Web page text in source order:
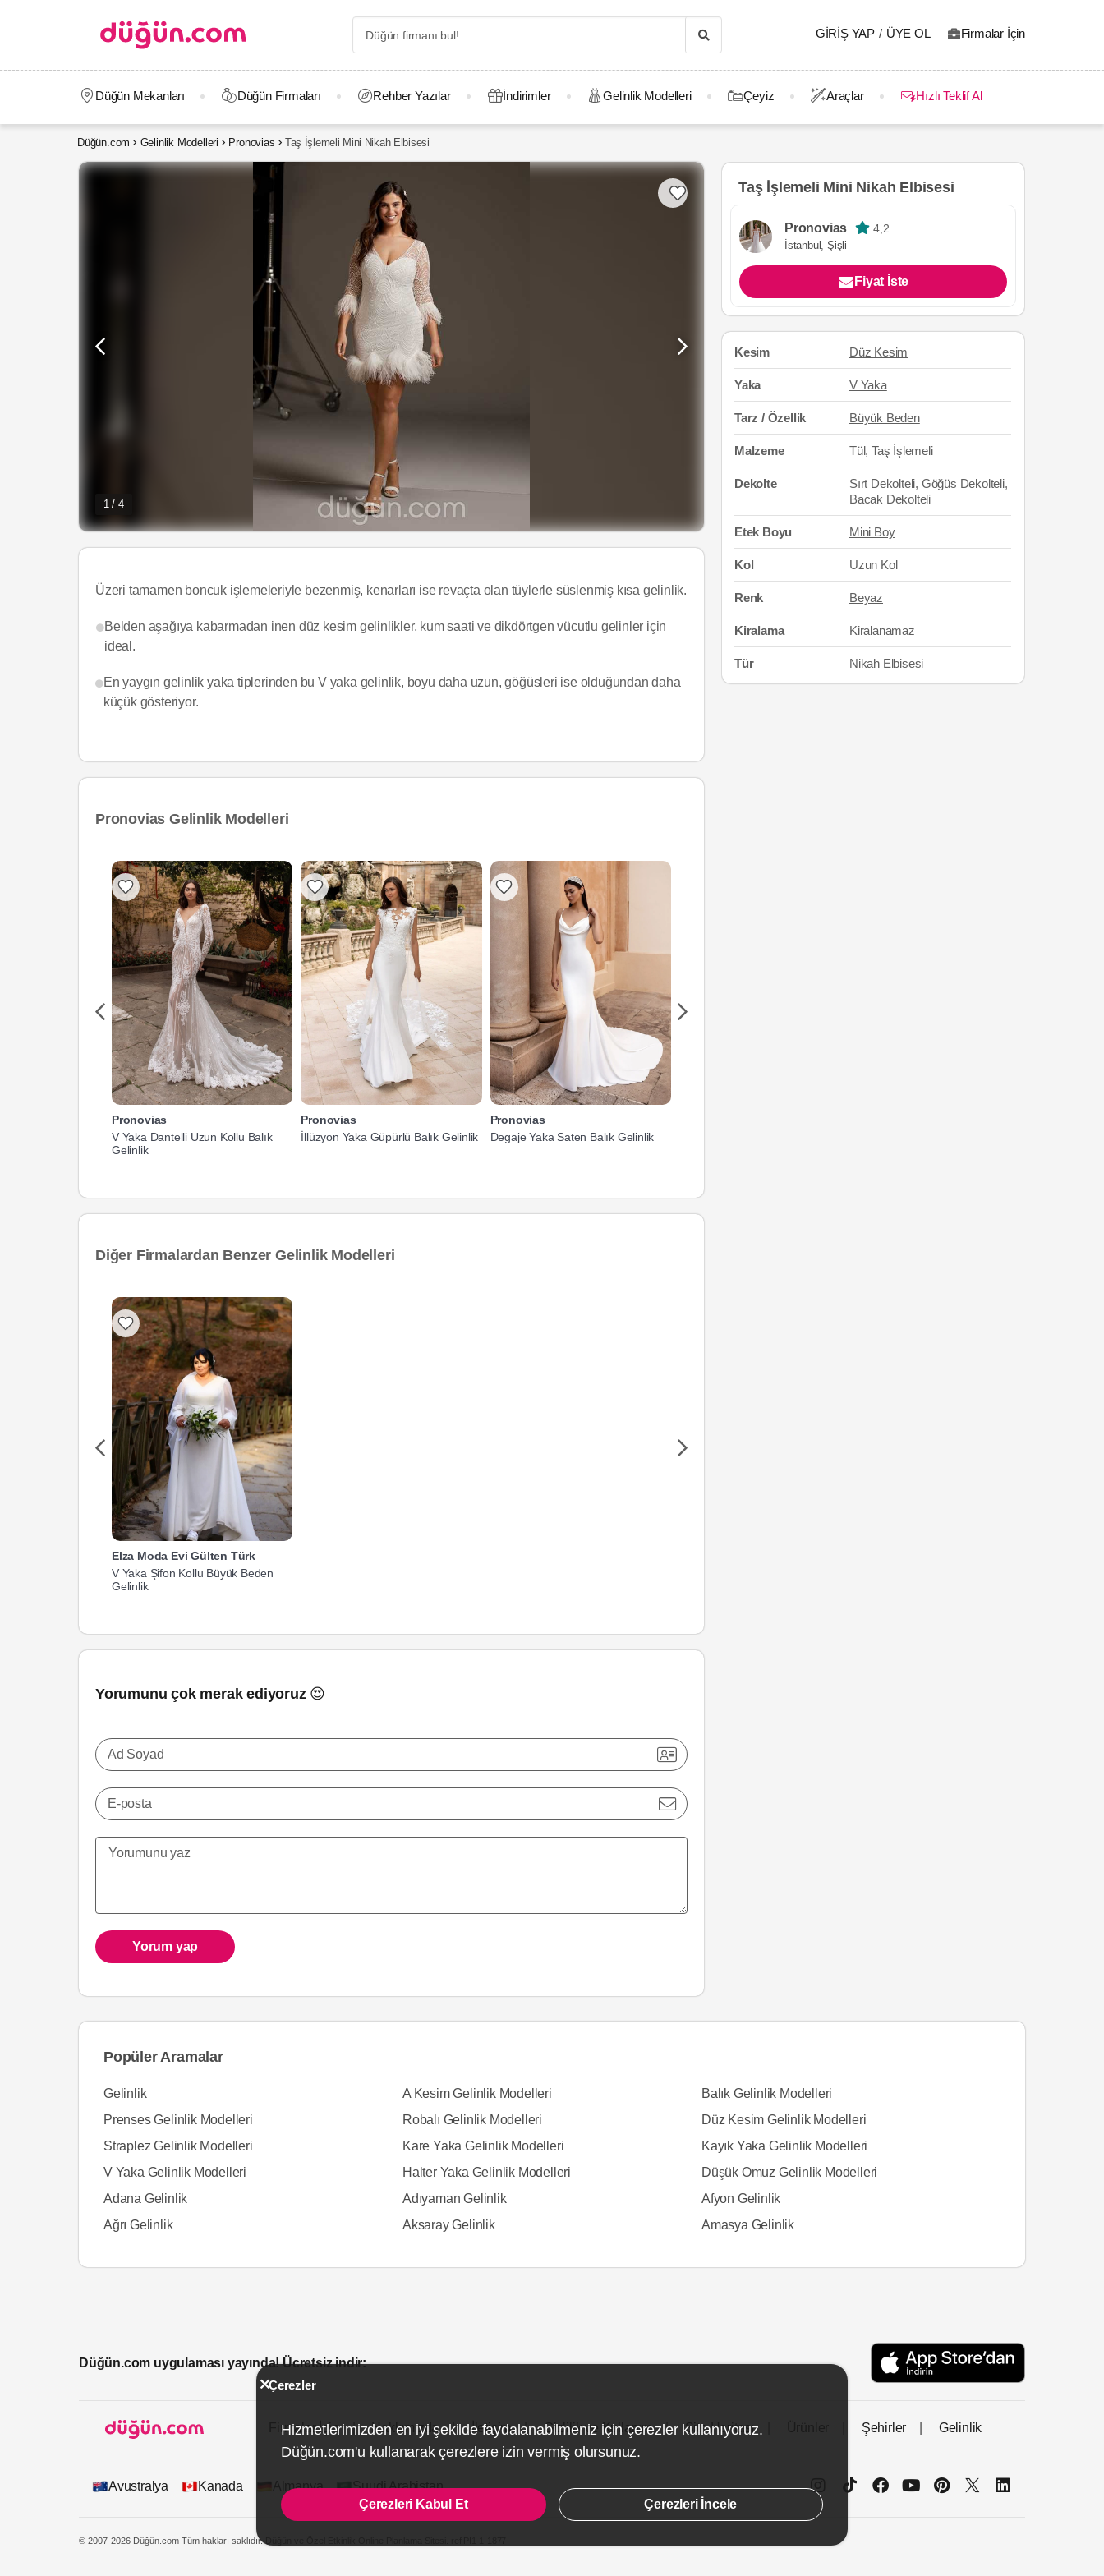
GIRIŞ YAP / ÜYE OL Firmalar İçin
Düğün Mekanları Düğün Firmaları Rehber Yazılar İndirimler Gelinlik Modelleri Çeyiz Araçlar Hızlı Teklif Al
Düğün.com Gelinlik Modelleri Pronovias Taş İşlemeli Mini Nikah Elbisesi
1 / 4
Üzeri tamamen boncuk işlemeleriyle bezenmiş, kenarları ise revaçta olan tüylerle süslenmiş kısa gelinlik.
Belden aşağıya kabarmadan inen düz kesim gelinlikler, kum saati ve dikdörtgen vücutlu gelinler için
ideal.
En yaygın gelinlik yaka tiplerinden bu V yaka gelinlik, boyu daha uzun, göğüsleri ise olduğundan daha
küçük gösteriyor.
Pronovias Gelinlik Modelleri
Pronovias
V Yaka Dantelli Uzun Kollu Balık
Gelinlik
Pronovias
İllüzyon Yaka Güpürlü Balık Gelinlik
Pronovias
Degaje Yaka Saten Balık Gelinlik
Diğer Firmalardan Benzer Gelinlik Modelleri
Elza Moda Evi Gülten Türk
V Yaka Şifon Kollu Büyük Beden
Gelinlik
Yorumunu çok merak ediyoruz 😍
Ad Soyad
E-posta
Yorum yap
Taş İşlemeli Mini Nikah Elbisesi
Pronovias 4,2
İstanbul, Şişli
Fiyat İste
Kesim Düz Kesim
Yaka V Yaka
Tarz / Özellik Büyük Beden
Malzeme Tül, Taş İşlemeli
Dekolte
Sırt Dekolteli, Göğüs Dekolteli,
Bacak Dekolteli
Etek Boyu Mini Boy
Kol Uzun Kol
Renk Beyaz
Kiralama Kiralanamaz
Tür Nikah Elbisesi
Popüler Aramalar
Gelinlik A Kesim Gelinlik Modelleri
Balık Gelinlik Modelleri
Prenses Gelinlik Modelleri
Robalı Gelinlik Modelleri
Düz Kesim Gelinlik Modelleri
Straplez Gelinlik Modelleri
Kare Yaka Gelinlik Modelleri
Kayık Yaka Gelinlik Modelleri
V Yaka Gelinlik Modelleri
Halter Yaka Gelinlik Modelleri
Düşük Omuz Gelinlik Modelleri
Adana Gelinlik
Adıyaman Gelinlik
Afyon Gelinlik
Ağrı Gelinlik
Aksaray Gelinlik Amasya Gelinlik
Düğün.com uygulaması yayında! Ücretsiz indir:
Firmalar İçin Hakkımızda İletişim Gizlilik ve Kullanım Site Haritası Şehirler Gelinlik
Avustralya Kanada Almanya Suudi Arabistan
© 2007-2026 Düğün.com Tüm hakları saklıdır. Düğün ve Özel Etkinlik Online Planlama Sitesi.
Çerezler
Hizmetlerimizden en iyi şekilde faydalanabilmeniz için çerezler kullanıyoruz.
Düğün.com'u kullanarak çerezlere izin vermiş olursunuz.
Çerezleri Kabul Et Çerezleri İncele